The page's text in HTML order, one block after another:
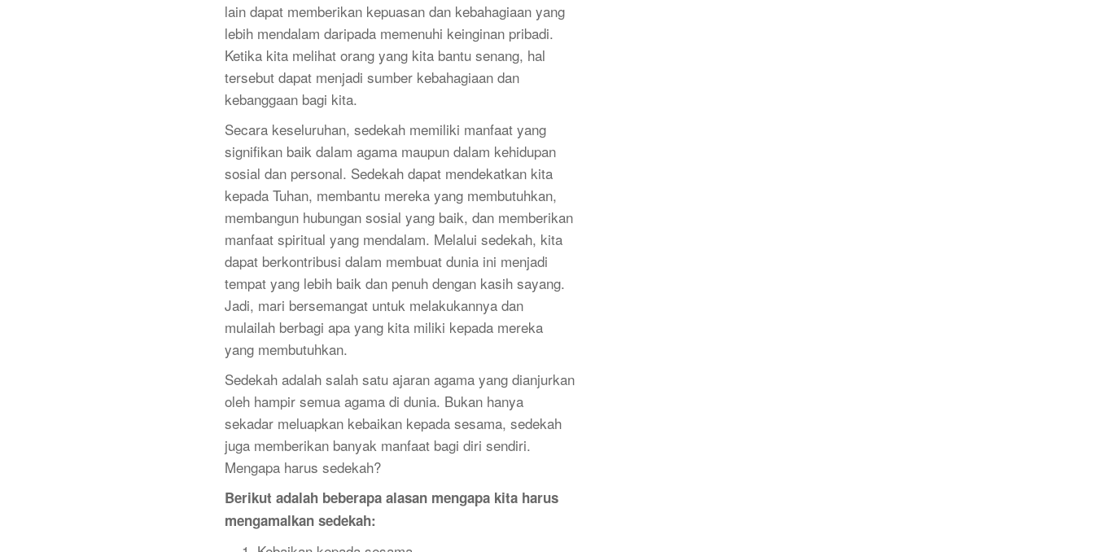
lain dapat memberikan kepuasan dan kebahagiaan yang
lebih mendalam daripada memenuhi keinginan pribadi.
Ketika kita melihat orang yang kita bantu senang, hal
tersebut dapat menjadi sumber kebahagiaan dan
kebanggaan bagi kita.
Secara keseluruhan, sedekah memiliki manfaat yang
signifikan baik dalam agama maupun dalam kehidupan
sosial dan personal. Sedekah dapat mendekatkan kita
kepada Tuhan, membantu mereka yang membutuhkan,
membangun hubungan sosial yang baik, dan memberikan
manfaat spiritual yang mendalam. Melalui sedekah, kita
dapat berkontribusi dalam membuat dunia ini menjadi
tempat yang lebih baik dan penuh dengan kasih sayang.
Jadi, mari bersemangat untuk melakukannya dan
mulailah berbagi apa yang kita miliki kepada mereka
yang membutuhkan.
Sedekah adalah salah satu ajaran agama yang dianjurkan
oleh hampir semua agama di dunia. Bukan hanya
sekadar meluapkan kebaikan kepada sesama, sedekah
juga memberikan banyak manfaat bagi diri sendiri.
Mengapa harus sedekah?
Berikut adalah beberapa alasan mengapa kita harus
mengamalkan sedekah: